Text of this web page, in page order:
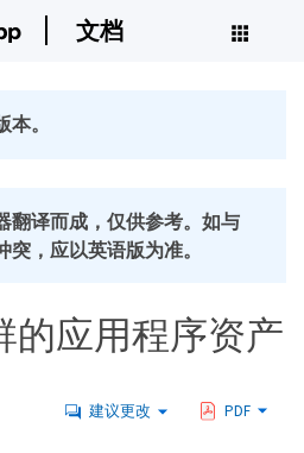
文档
。
翻译而成，仅供参考。如与
，应以英语版为准。
的应用程序资产
建议更改 PDF